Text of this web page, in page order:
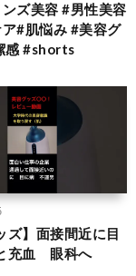
ズ美容 #男性美容
#肌悩み #美容グ
感 #shorts
ズ】面接間近に目
充血 眼科へ